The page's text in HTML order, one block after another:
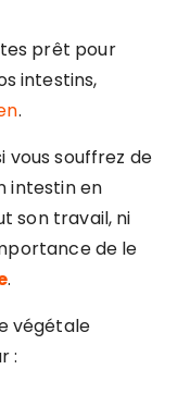
prêt pour
intestins,
.
vous souffrez de
intestin en
son travail, ni
de le
.
végétale
: